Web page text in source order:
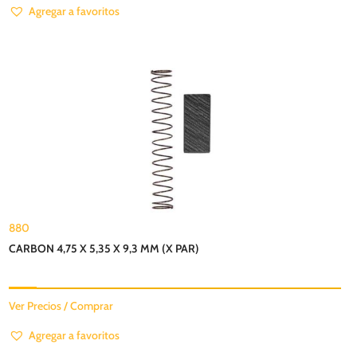
Agregar a favoritos
880
CARBON 4,75 X 5,35 X 9,3 MM (X PAR)
Ver Precios / Comprar
Agregar a favoritos